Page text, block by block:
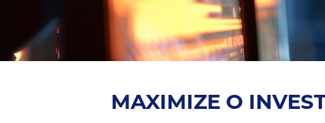
MAXIMIZE O